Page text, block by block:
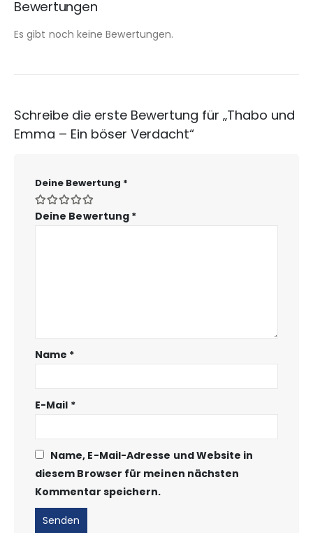
Bewertungen
Es gibt noch keine Bewertungen.
Schreibe die erste Bewertung für „Thabo und
Emma – Ein böser Verdacht“
Deine Bewertung *
Deine Bewertung *
Name *
E-Mail *
Name, E-Mail-Adresse und Website in
diesem Browser für meinen nächsten
Kommentar speichern.